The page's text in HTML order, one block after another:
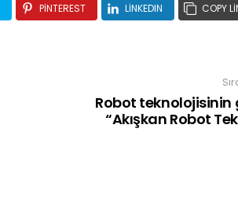
PINTEREST LINKEDIN COPY
Robot teknolojisinin
“Akışkan Robot